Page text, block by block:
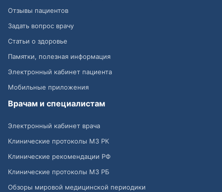
Отзывы пациентов
Задать вопрос врачу
Статьи о здоровье
Памятки, полезная информация
Электронный кабинет пациента
Мобильные приложения
Врачам и специалистам
Электронный кабинет врача
Клинические протоколы МЗ РК
Клинические рекомендации РФ
Клинические протоколы МЗ РБ
Обзоры мировой медицинской периодики